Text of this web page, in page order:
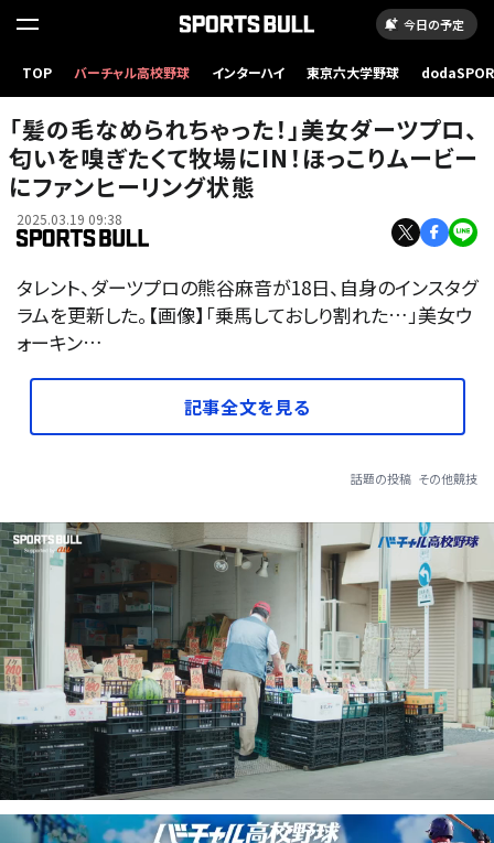
今日の予定
TOP バーチャル高校野球 インターハイ 東京六大学野球
「髪の毛なめられちゃった！」美女ダーツプロ、
匂いを嗅ぎたくて牧場にIN！ほっこりムービー
にファンヒーリング状態
2025.03.19 09:38
タレント、ダーツプロの熊谷麻音が18日、自身のインスタグ
ラムを更新した。【画像】「乗馬しておしり割れた…」美女ウ
ォーキン…
記事全文を見る
話題の投稿 その他競技